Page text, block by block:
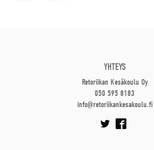
YHTEYS
Retoriikan Kesäkoulu Oy
050 595 8183
info@retoriikankesakoulu.fi